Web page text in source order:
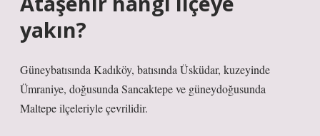
yakın?
Güneybatısında Kadıköy, batısında Üsküdar, kuzeyinde
Ümraniye, doğusunda Sancaktepe ve güneydoğusunda
Maltepe ilçeleriyle çevrilidir.